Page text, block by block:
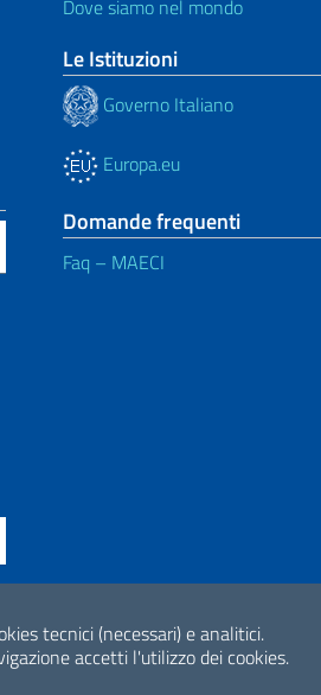
tecnici (necessari) e analitici.
accetti l'utilizzo dei cookies.
Dove siamo nel mondo
Le Istituzioni
Governo Italiano
Europa.eu
Domande frequenti
Faq – MAECI
di accessibilità